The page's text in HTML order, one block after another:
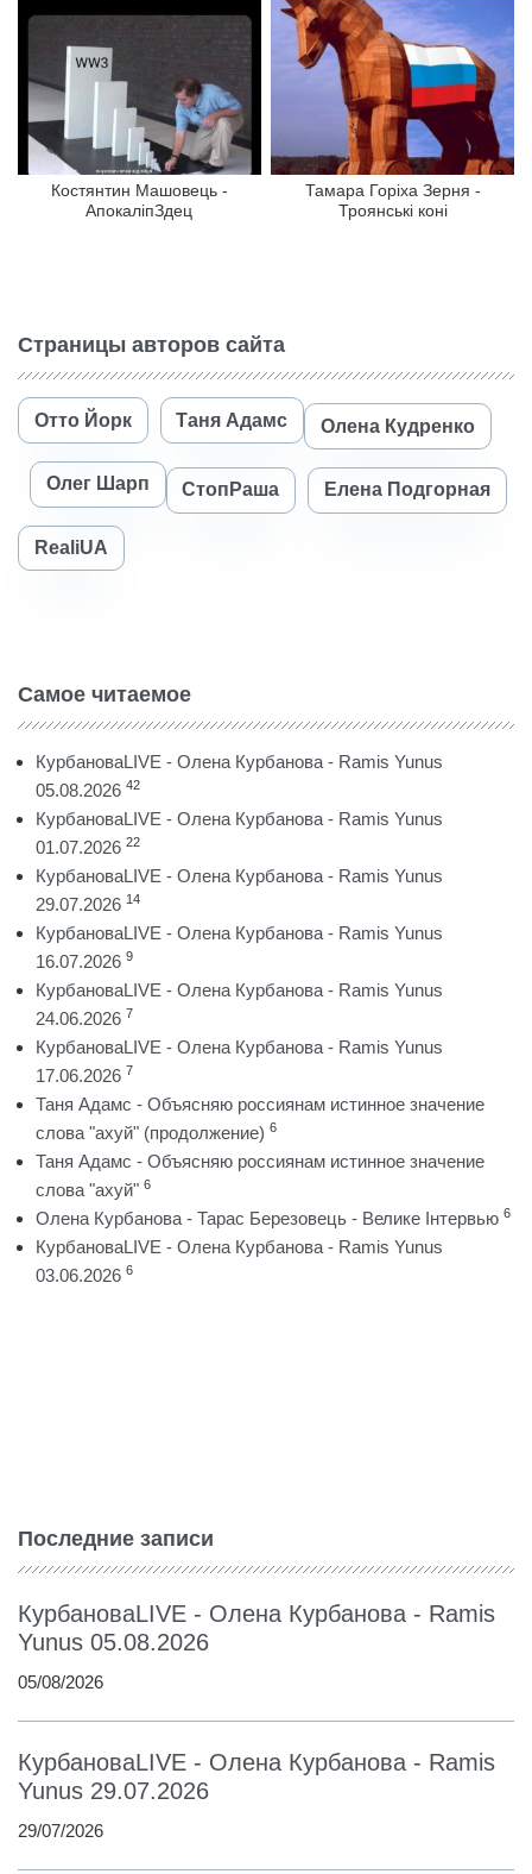
Костянтин Машовець -
АпокаліпЗдец
Тамара Горіха Зерня -
Троянські коні
Страницы авторов сайта
Отто Йорк Таня Адамс Олена Кудренко
Олег Шарп СтопРаша Елена Подгорная
RealiUA
Самое читаемое
КурбановаLIVE - Олена Курбанова - Ramis Yunus
05.08.2026 42
КурбановаLIVE - Олена Курбанова - Ramis Yunus
01.07.2026 22
КурбановаLIVE - Олена Курбанова - Ramis Yunus
29.07.2026 14
КурбановаLIVE - Олена Курбанова - Ramis Yunus
16.07.2026 9
КурбановаLIVE - Олена Курбанова - Ramis Yunus
24.06.2026 7
КурбановаLIVE - Олена Курбанова - Ramis Yunus
17.06.2026 7
Таня Адамс - Объясняю россиянам истинное значение
слова "ахуй" (продолжение) 6
Таня Адамс - Объясняю россиянам истинное значение
слова "ахуй" 6
Олена Курбанова - Тарас Березовець - Велике Інтервью 6
КурбановаLIVE - Олена Курбанова - Ramis Yunus
03.06.2026 6
Последние записи
КурбановаLIVE - Олена Курбанова - Ramis
Yunus 05.08.2026
05/08/2026
КурбановаLIVE - Олена Курбанова - Ramis
Yunus 29.07.2026
29/07/2026